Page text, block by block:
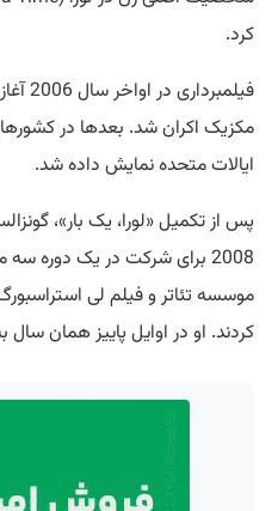
کرد.
مکزیک اکران شد. بعدها در
ایالات متحده نمایش داده شد.
پس از تکمیل «لورا، یک بار»،
2008 برای شرکت در یک دوره
موسسه تئاتر و فیلم لی
کردند. او در اوایل پاییز همان